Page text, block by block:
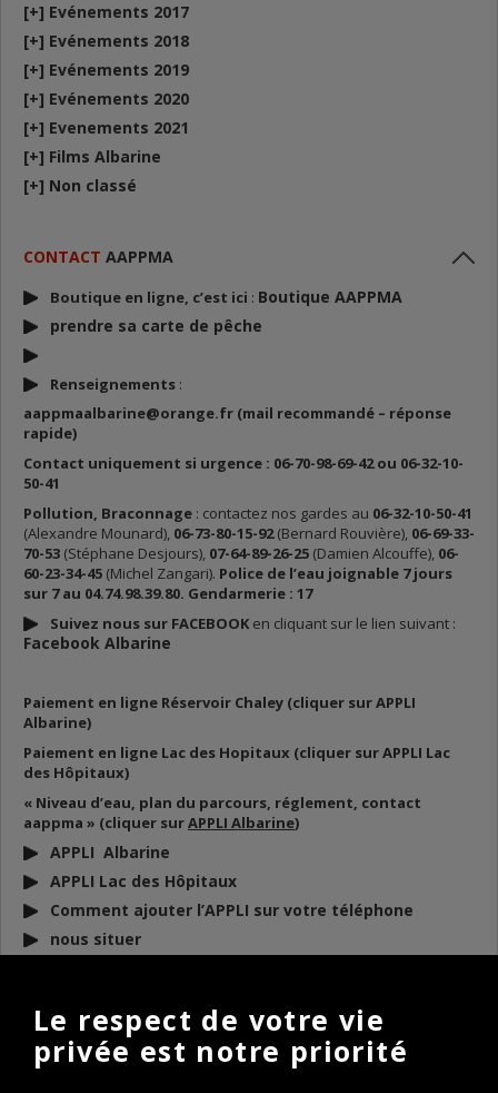
[+] Evénements 2017
[+] Evénements 2018
[+] Evénements 2019
[+] Evénements 2020
[+] Evenements 2021
[+] Films Albarine
[+] Non classé
CONTACT AAPPMA
Boutique en ligne, c’est ici : Boutique AAPPMA
prendre sa carte de pêche
Renseignements :
aappmaalbarine@orange.fr (mail recommandé – réponse
rapide)
Contact uniquement si urgence : 06-70-98-69-42 ou 06-32-10-
50-41
Pollution, Braconnage : contactez nos gardes au 06-32-10-50-41
(Alexandre Mounard), 06-73-80-15-92(Bernard Rouvière), 06-69-33-
70-53 (Stéphane Desjours), 07-64-89-26-25 (Damien Alcouffe), 06-
60-23-34-45 (Michel Zangari). Police de l’eau joignable 7 jours
sur 7 au 04.74.98.39.80. Gendarmerie : 17
Suivez nous sur FACEBOOK en cliquant sur le lien suivant :
Facebook Albarine
Paiement en ligne Réservoir Chaley (cliquer sur APPLI
Albarine)
Paiement en ligne Lac des Hopitaux (cliquer sur APPLI Lac
des Hôpitaux)
« Niveau d’eau, plan du parcours, réglement, contact
aappma » (cliquer surAPPLI Albarine)
APPLI Albarine
APPLI Lac des Hôpitaux
Comment ajouter l’APPLI sur votre téléphone
nous situer
DOCUMENTS À TÉLÉCHARGER
BULLETIN D’INFO 2026
Le respect de votre vie
privée est notre priorité